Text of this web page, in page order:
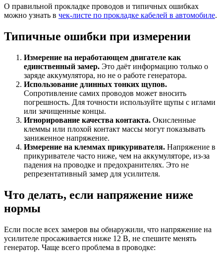
О правильной прокладке проводов и типичных ошибках
можно узнать в чек-листе по прокладке кабелей в автомобиле.
Типичные ошибки при измерении
Измерение на неработающем двигателе как
единственный замер. Это даёт информацию только о
заряде аккумулятора, но не о работе генератора.
Использование длинных тонких щупов.
Сопротивление самих проводов может вносить
погрешность. Для точности используйте щупы с иглами
или зачищенные концы.
Игнорирование качества контакта. Окисленные
клеммы или плохой контакт массы могут показывать
заниженное напряжение.
Измерение на клеммах прикуривателя. Напряжение в
прикуривателе часто ниже, чем на аккумуляторе, из-за
падения на проводке и предохранителях. Это не
репрезентативный замер для усилителя.
Что делать, если напряжение ниже
нормы
Если после всех замеров вы обнаружили, что напряжение на
усилителе просаживается ниже 12 В, не спешите менять
генератор. Чаще всего проблема в проводке: